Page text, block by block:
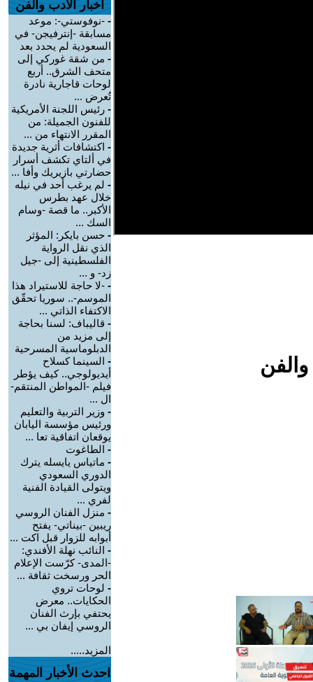
اخبار الأدب والفن
- -نوفوستي-: موعد
مسابقة -إنترفيجن- في
السعودية لم يحدد بعد
- من شقة غوركي إلى
متحف الشرق.. أربع
لوحات قاجارية نادرة
تُعرض ...
- رئيس اللجنة الأمريكية
للفنون الجميلة: من
المقرر الانتهاء من ...
- اكتشافات أثرية جديدة
في ألتاي تكشف أسرار
حضارتي بازيريك وأفا ...
- لم يرغب أحد في نيله
خلال عهد بطرس
الأكبر.. ما قصة -وسام
السك ...
- حسن بايكر: المؤثر
الذي نقل الرواية
الفلسطينية إلى -جيل
زد- و ...
- -لا حاجة للاستيراد هذا
الموسم-.. سوريا تحقّق
الاكتفاء الذاتي ...
- قاليباف: لسنا بحاجة
إلى مزيد من
الدبلوماسية المسرحية
- السينما كسلاح
أيديولوجي.. كيف يؤطر
فيلم -المواطن المنتقم-
ال ...
- وزير التربية والتعليم
ورئيس مؤسسة اليابان
يوقعان اتفاقية تعا ...
- الطاغوت
- ماتياس يايسله يترك
الدوري السعودي
ويتولى القيادة الفنية
لفري ...
- منزل الفنان الروسي
ريبين -بيناتي- يفتح
أبوابه للزوار قبل اكت ...
- النائب نهلة الأفندي:
-المدى- كرّست الإعلام
الحر ورسخت ثقافة ...
- لوحات تروي
الحكايات.. معرض
يحتفي بإرث الفنان
الروسي إيفان بي ...
المزيد.....
احدث الأخبار المهمة